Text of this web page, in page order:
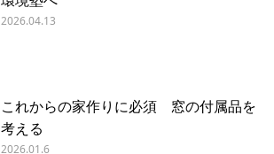
2026.04.13
これからの家作りに必須 窓の付属品を
考える
2026.01.6